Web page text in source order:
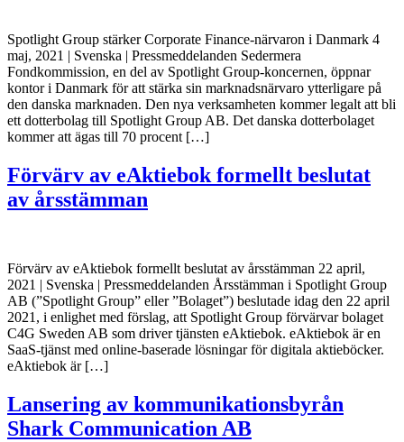
Spotlight Group stärker Corporate Finance-närvaron i Danmark 4
maj, 2021 | Svenska | Pressmeddelanden Sedermera
Fondkommission, en del av Spotlight Group-koncernen, öppnar
kontor i Danmark för att stärka sin marknadsnärvaro ytterligare på
den danska marknaden. Den nya verksamheten kommer legalt att bli
ett dotterbolag till Spotlight Group AB. Det danska dotterbolaget
kommer att ägas till 70 procent […]
Förvärv av eAktiebok formellt beslutat
av årsstämman
Förvärv av eAktiebok formellt beslutat av årsstämman 22 april,
2021 | Svenska | Pressmeddelanden Årsstämman i Spotlight Group
AB (”Spotlight Group” eller ”Bolaget”) beslutade idag den 22 april
2021, i enlighet med förslag, att Spotlight Group förvärvar bolaget
C4G Sweden AB som driver tjänsten eAktiebok. eAktiebok är en
SaaS-tjänst med online-baserade lösningar för digitala aktieböcker.
eAktiebok är […]
Lansering av kommunikationsbyrån
Shark Communication AB